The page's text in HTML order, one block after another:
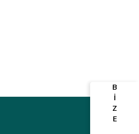
B
İ
Z
E